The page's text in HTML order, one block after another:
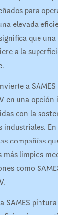
para
elevada
que
a la
a
en una opción
con la
En
compañías
más limpios
como
SAMES